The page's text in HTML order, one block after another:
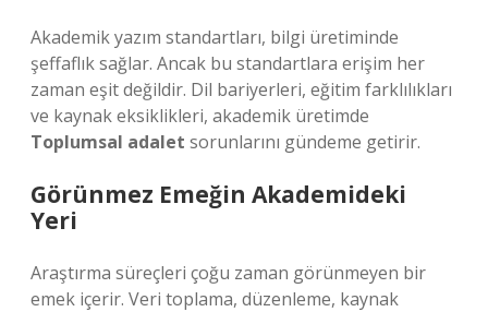
Akademik yazım standartları, bilgi üretiminde
şeffaflık sağlar. Ancak bu standartlara erişim her
zaman eşit değildir. Dil bariyerleri, eğitim farklılıkları
ve kaynak eksiklikleri, akademik üretimde
Toplumsal adalet sorunlarını gündeme getirir.
Görünmez Emeğin Akademideki
Yeri
Araştırma süreçleri çoğu zaman görünmeyen bir
emek içerir. Veri toplama, düzenleme, kaynak